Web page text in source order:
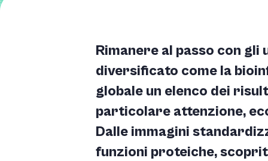
Rimanere al passo con
diversificato come la
globale un elenco dei
particolare attenzione,
Dalle immagini
funzioni proteiche,